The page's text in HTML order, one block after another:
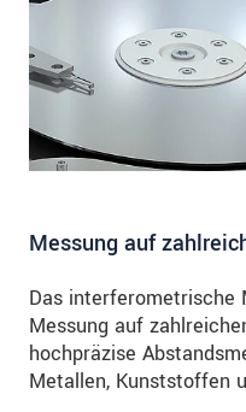
Messung auf
Das interferometrische
Messung auf
hochpräzise
Metallen, Kunststoffen